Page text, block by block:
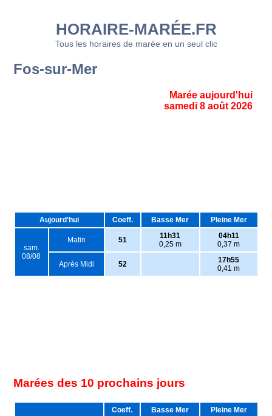
HORAIRE-MARÉE.FR
Tous les horaires de marée en un seul clic
Fos-sur-Mer
Marée aujourd'hui
samedi 8 août 2026
Aujourd'hui Coeff. Basse Mer Pleine Mer
sam.
08/08
Matin 51
11h31
0,25 m
04h11
0,37 m
Après Midi 52
17h55
0,41 m
Marées des 10 prochains jours
Coeff. Basse Mer Pleine Mer